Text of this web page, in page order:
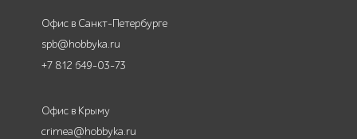
Офис в Санкт-Петербурге
spb@hobbyka.ru
+7 812 649-03-73
Офис в Крыму
crimea@hobbyka.ru